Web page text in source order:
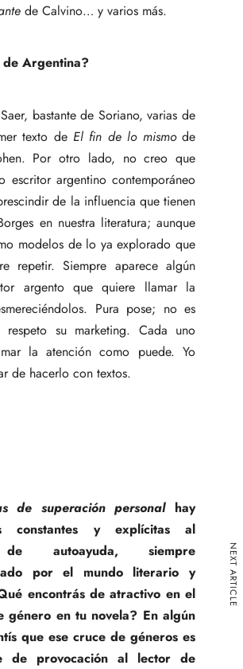
de Calvino… y varios más.
de Argentina?
bastante de Soriano, varias de
texto de El fin de lo mismo de
Por otro lado, no creo que
escritor argentino contemporáneo
de la influencia que tienen
en nuestra literatura; aunque
modelos de lo ya explorado que
repetir. Siempre aparece algún
argento que quiere llamar la
Pura pose; no es
respeto su marketing. Cada uno
la atención como puede. Yo
de hacerlo con textos.
de superación personalhay
constantes y explícitas al
autoayuda, siempre
por el mundo literario y
encontrás de atractivo en el
género en tu novela? En algún
que ese cruce de géneros es
de provocación al lector de
NEXT ARTICLE